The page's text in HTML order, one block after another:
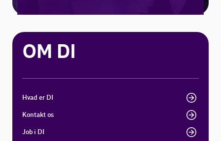
OM DI
Hvad er DI
Kontakt os
Job i DI